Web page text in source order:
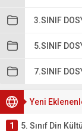
3.SINIF
5.SINIF
7.SINIF
Yeni
1 5. Sınıf Din Kültürü ve Ahlak Bilgisi 4. Ünite: